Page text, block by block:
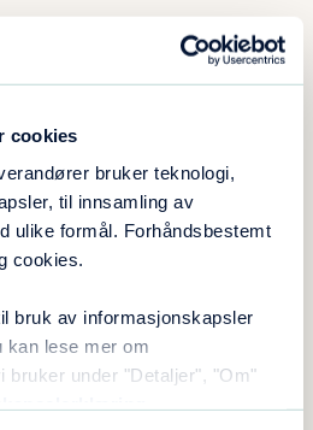
cookies
bruker teknologi,
til innsamling av
ulike formål. Forhåndsbestemt
cookies.
bruk av informasjonskapsler
kan lese mer om
bruker under "Detaljer", "Om"
med Kirsten Rypestøl
hos Blå Kors
driver et
og det krever mye
Blå Kors Kristiansand
kraftig vekst i arbeidet,
å regne som en